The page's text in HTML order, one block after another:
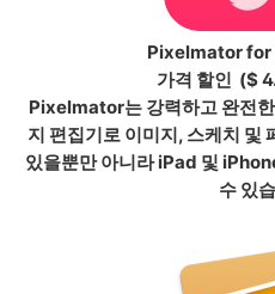
Pixelmator for
가격 할인 ($
Pixelmator는 강력하고 완전
지 편집기로 이미지, 스케치 및
있을뿐만 아니라 iPad 및
수 있